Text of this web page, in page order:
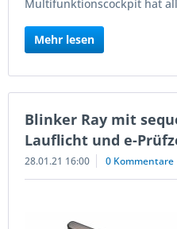
Multifunktionscockpit hat
Mehr lesen
Blinker Ray mit
Lauflicht und e-
28.01.21 16:00 0 Kommentare